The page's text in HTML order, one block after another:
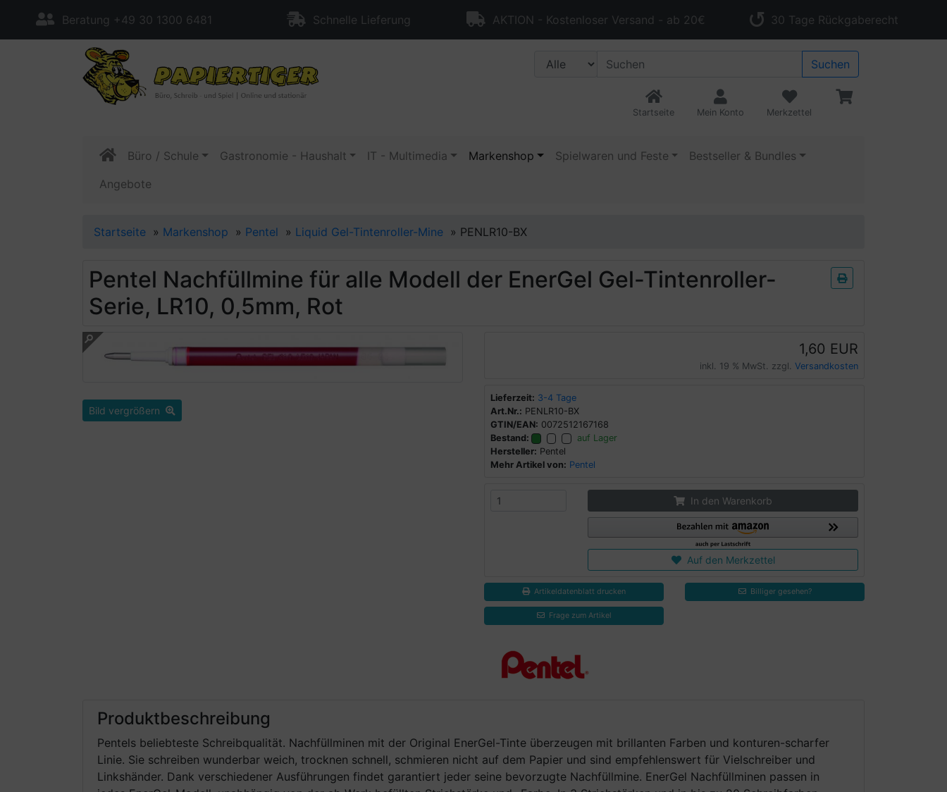
Beratung +49 30 1300 6481 Schnelle Lieferung AKTION - Kostenloser Versand - ab 20€ 30 Tage Rückgaberecht
Suchen
Startseite Mein Konto Merkzettel
Büro / Schule Gastronomie - Haushalt IT - Multimedia Markenshop Spielwaren und Feste
Bestseller & Bundles
Angebote
Startseite » Markenshop » Pentel » Liquid Gel-Tintenroller-Mine » PENLR10-BX
Pentel Nachfüllmine für alle Modell der EnerGel Gel-Tintenroller-
Serie, LR10, 0,5mm, Rot
Bild vergrößern
1,60 EUR
inkl. 19 % MwSt. zzgl. Versandkosten
Lieferzeit: 3-4 Tage
Art.Nr.: PENLR10-BX
GTIN/EAN: 0072512167168
Bestand:
auf Lager
Hersteller: Pentel
Mehr Artikel von: Pentel
In den Warenkorb
Auf den Merkzettel
Artikeldatenblatt drucken Billiger gesehen?
Frage zum Artikel
Produktbeschreibung
Pentels beliebteste Schreibqualität. Nachfüllminen mit der Original EnerGel-Tinte überzeugen mit brillanten Farben und konturen-scharfer
Linie. Sie schreiben wunderbar weich, trocknen schnell, schmieren nicht auf dem Papier und sind empfehlenswert für Vielschreiber und
Linkshänder. Dank verschiedener Ausführungen findet garantiert jeder seine bevorzugte Nachfüllmine. EnerGel Nachfüllminen passen in